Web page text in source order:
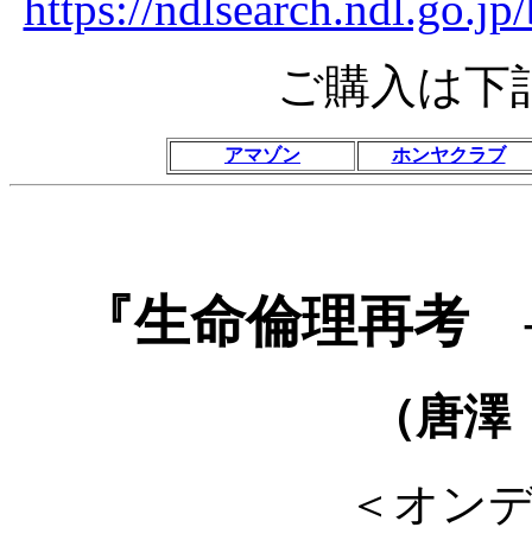
ご購入は下
アマゾン ホンヤクラブ
『生命倫理再
（唐
＜オン